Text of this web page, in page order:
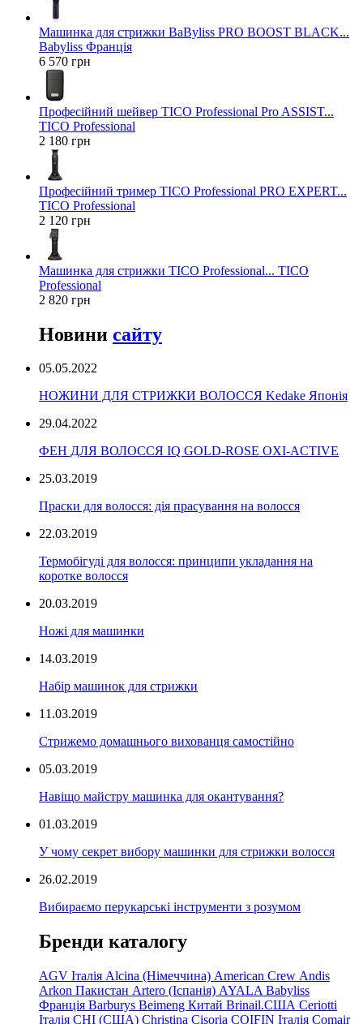
Машинка для стрижки BaByliss PRO BOOST BLACK...
Babyliss Франція
6 570 грн
Професійний шейвер TICO Professional Pro ASSIST...
TICO Professional
2 180 грн
Професійний тример TICO Professional PRO EXPERT...
TICO Professional
2 120 грн
Машинка для стрижки TICO Professional... TICO
Professional
2 820 грн
Новини сайту
05.05.2022
НОЖИНИ ДЛЯ СТРИЖКИ ВОЛОССЯ Kedake Японія
29.04.2022
ФЕН ДЛЯ ВОЛОССЯ IQ GOLD-ROSE OXI-ACTIVE
25.03.2019
Праски для волосся: дія прасування на волосся
22.03.2019
Термобігуді для волосся: принципи укладання на
коротке волосся
20.03.2019
Ножі для машинки
14.03.2019
Набір машинок для стрижки
11.03.2019
Стрижемо домашнього вихованця самостійно
05.03.2019
Навіщо майстру машинка для окантування?
01.03.2019
У чому секрет вибору машинки для стрижки волосся
26.02.2019
Вибираємо перукарські інструменти з розумом
Бренди каталогу
AGV Італія Alcina (Німеччина) American Crew Andis
Arkon Пакистан Artero (Іспанія) AYALA Babyliss
Франція Barburys Beimeng Китай Brinail.США Ceriotti
Італія CHI (США) Christina Cisoria COIFIN Італія Comair